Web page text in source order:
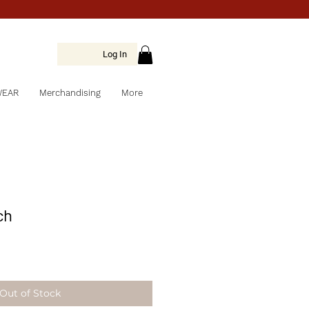
Log In
Merchandising More
Out of Stock